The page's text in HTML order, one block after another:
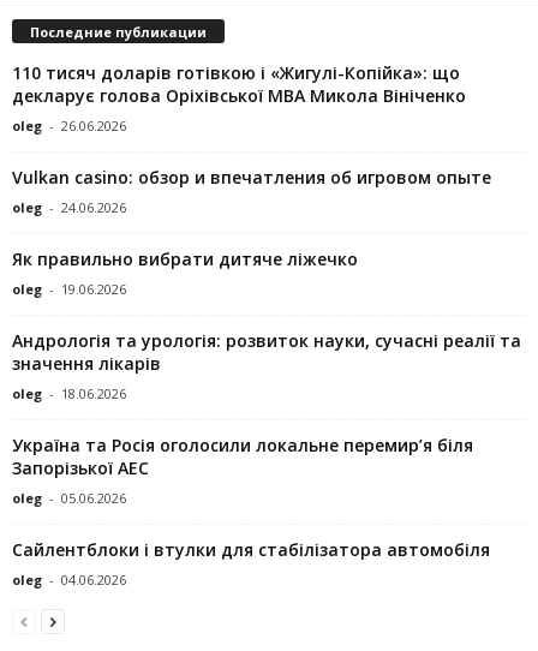
Последние публикации
110 тисяч доларів готівкою і «Жигулі-Копійка»: що
декларує голова Оріхівської МВА Микола Вініченко
oleg - 26.06.2026
Vulkan casino: обзор и впечатления об игровом опыте
oleg - 24.06.2026
Як правильно вибрати дитяче ліжечко
oleg - 19.06.2026
Андрологія та урологія: розвиток науки, сучасні реалії та
значення лікарів
oleg - 18.06.2026
Україна та Росія оголосили локальне перемир’я біля
Запорізької АЕС
oleg - 05.06.2026
Сайлентблоки і втулки для стабілізатора автомобіля
oleg - 04.06.2026